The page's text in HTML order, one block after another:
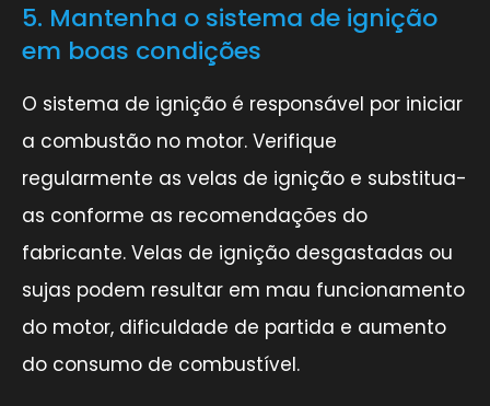
5. Mantenha o sistema de ignição
em boas condições
O sistema de ignição é responsável por iniciar
a combustão no motor. Verifique
regularmente as velas de ignição e substitua-
as conforme as recomendações do
fabricante. Velas de ignição desgastadas ou
sujas podem resultar em mau funcionamento
do motor, dificuldade de partida e aumento
do consumo de combustível.